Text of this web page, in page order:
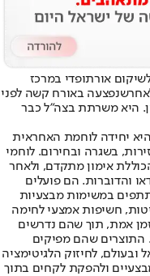
לשיקום אורתופדי במרכז
שנפצעה באורח קשה לפני
. היא משרתת בצה"ל כבר
יחידה לוחמת האחראית
בשגרה ובחירום. לוחמי
הפלגה עוברים הכשרה קרבית 07 הכוללת אימון מתקדם, ולאחר
והדוברות. הם פועלים
במשימות מבצעיות
חשיפות אמצעי לחימה
אמת, תוך שהם נדרשים
התוצרים שהם מפיקים
לחיזוק הלגיטימציה
ולהפקת לקחים בתוך